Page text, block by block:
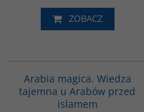
ZOBACZ
Arabia magica. Wiedza
tajemna u Arabów przed
islamem